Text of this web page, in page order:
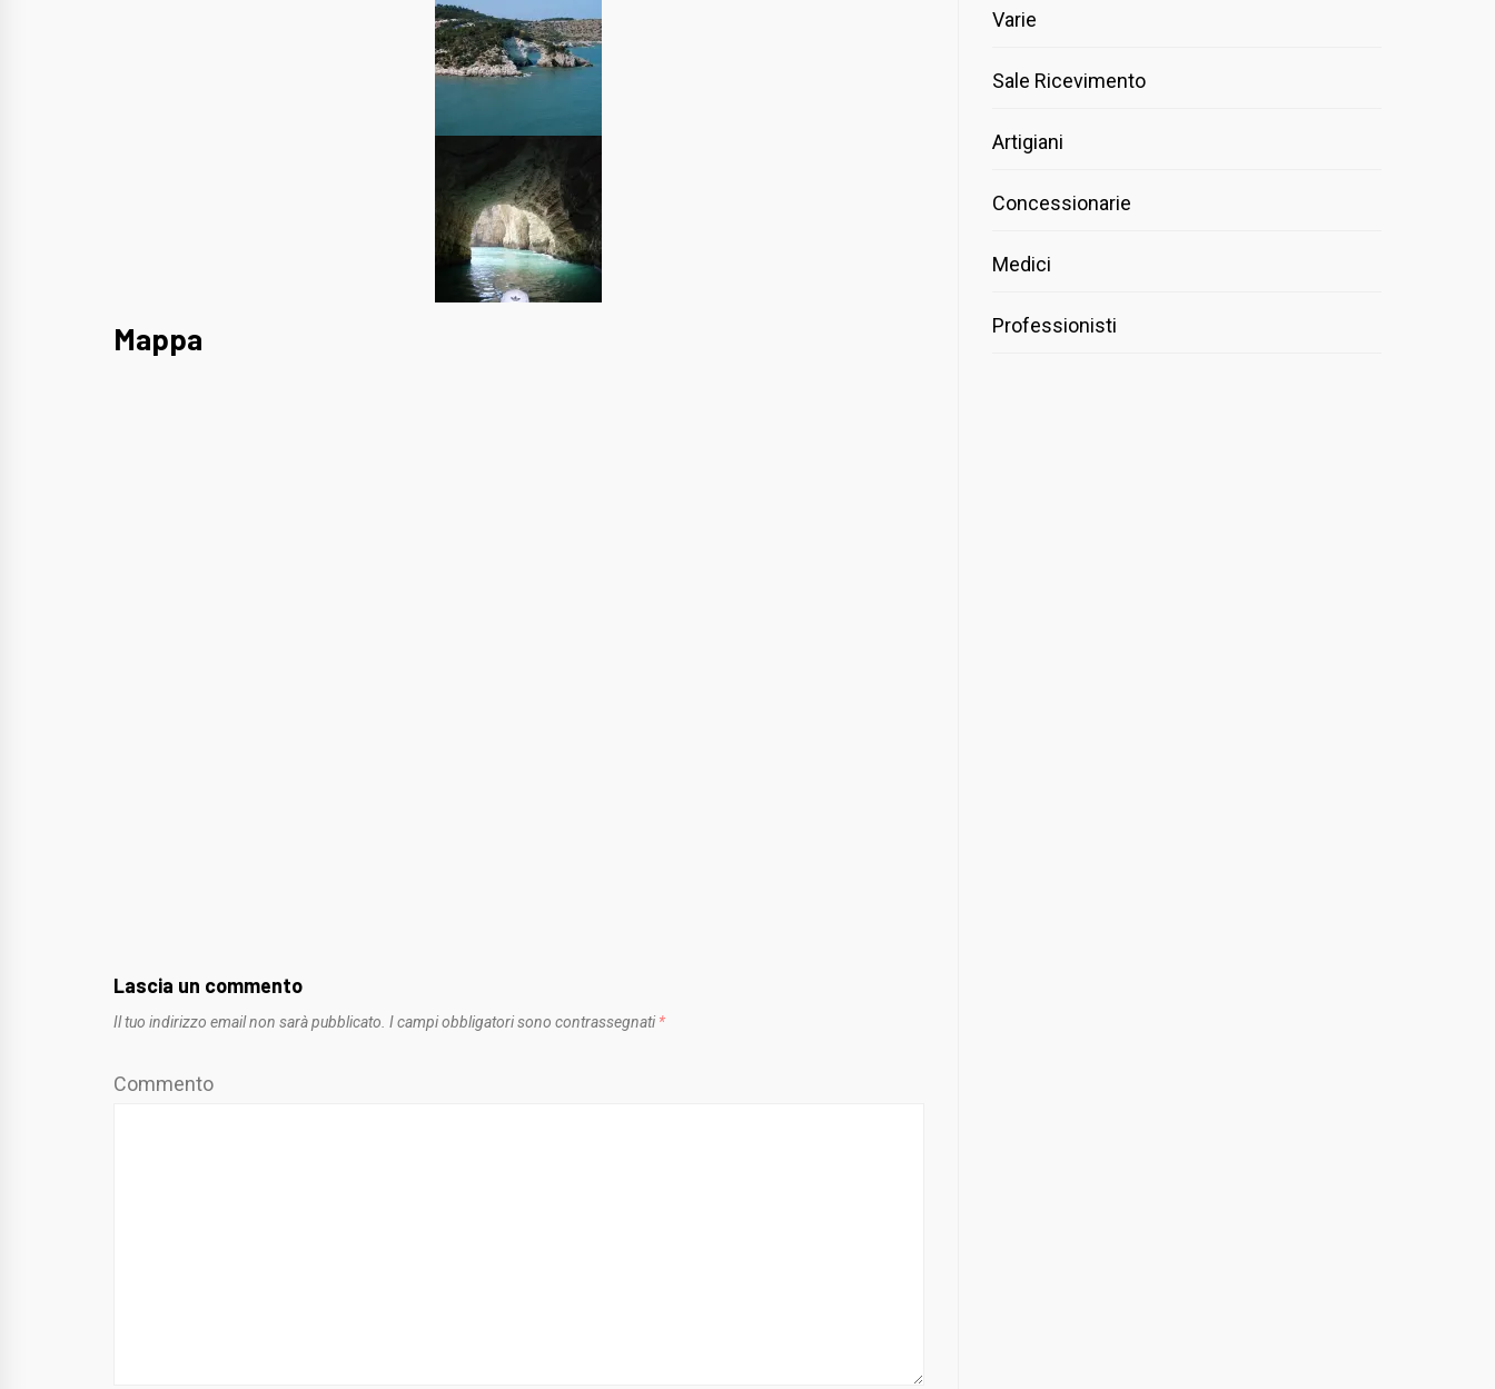
Mappa
Lascia un commento
Il tuo indirizzo email non sarà pubblicato. I campi obbligatori sono contrassegnati *
Commento
Varie
Sale Ricevimento
Artigiani
Concessionarie
Medici
Professionisti